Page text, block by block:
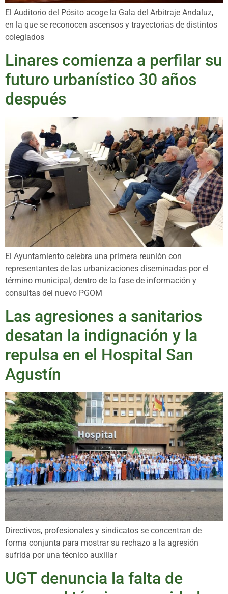
El Auditorio del Pósito acoge la Gala del Arbitraje Andaluz,
en la que se reconocen ascensos y trayectorias de distintos
colegiados
Linares comienza a perfilar su
futuro urbanístico 30 años
después
El Ayuntamiento celebra una primera reunión con
representantes de las urbanizaciones diseminadas por el
término municipal, dentro de la fase de información y
consultas del nuevo PGOM
Las agresiones a sanitarios
desatan la indignación y la
repulsa en el Hospital San
Agustín
Directivos, profesionales y sindicatos se concentran de
forma conjunta para mostrar su rechazo a la agresión
sufrida por una técnico auxiliar
UGT denuncia la falta de